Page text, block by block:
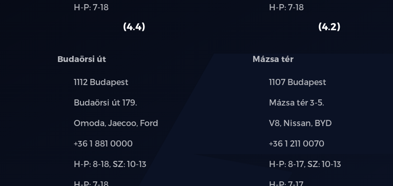
használt
Alkatrész,
H-P: 7-18
4.4
használt
Alkatrész,
H-P: 7-18
4.2
Budaörsi út
Település:
1112 Budapest
Cím:
Budaörsi út 179.
Márkák:
Omoda, Jaecoo, Ford
Telefon:
+36 1 881 0000
Új-
H-P: 8-18, SZ: 10-13
Alkatrész,
Mázsa tér
Település:
1107 Budapest
Cím:
Mázsa tér 3-5.
Márkák:
V8, Nissan, BYD
Telefon:
+36 1 211 0070
Új-
H-P: 8-17, SZ: 10-13
Alkatrész,